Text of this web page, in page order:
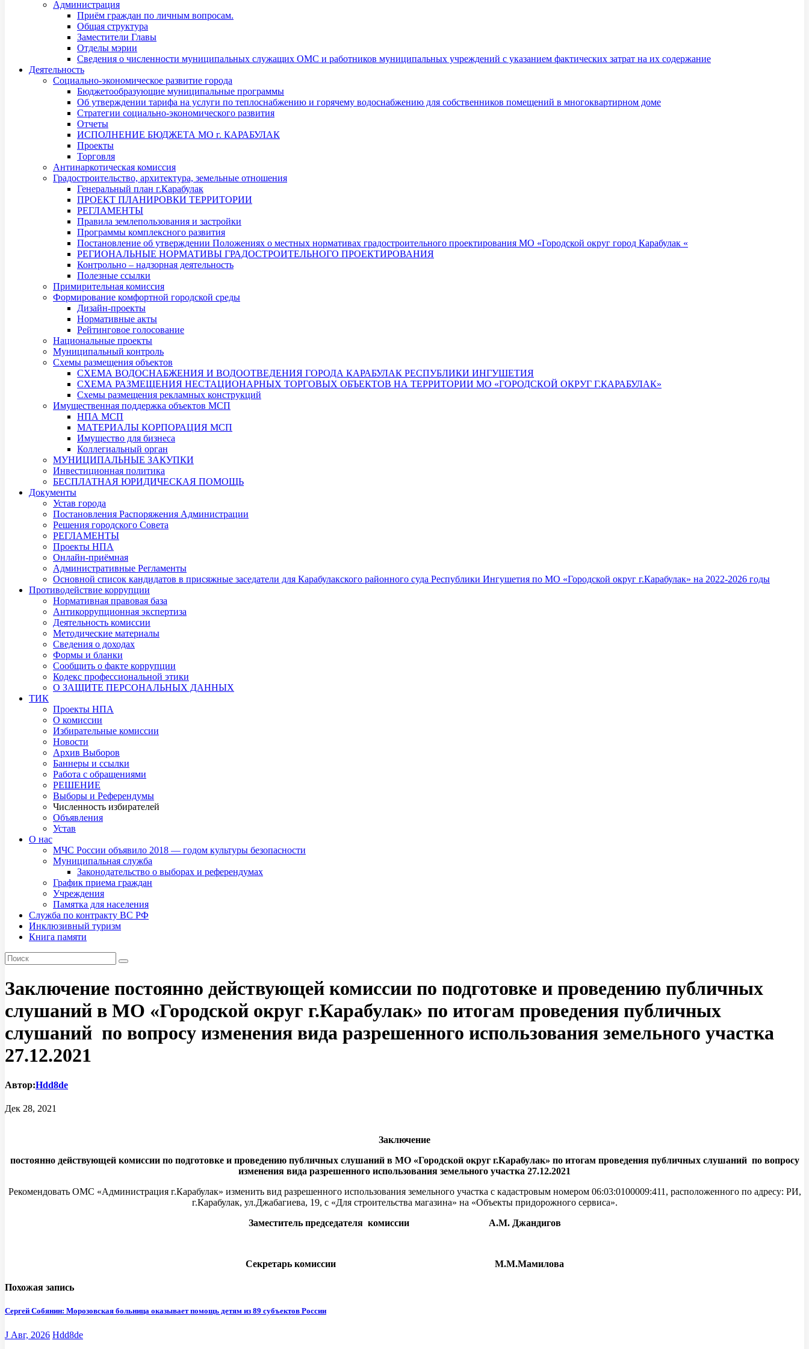
Администрация
Приём граждан по личным вопросам.
Общая структура
Заместители Главы
Отделы мэрии
Сведения о численности муниципальных служащих ОМС и работников муниципальных учреждений с указанием фактических затрат на их содержание
Деятельность
Социально-экономическое развитие города
Бюджетообразующие муниципальные программы
Об утверждении тарифа на услуги по теплоснабжению и горячему водоснабжению для собственников помещений в многоквартирном доме
Стратегии социально-экономического развития
Отчеты
ИСПОЛНЕНИЕ БЮДЖЕТА МО г. КАРАБУЛАК
Проекты
Торговля
Антинаркотическая комиссия
Градостроительство, архитектура, земельные отношения
Генеральный план г.Карабулак
ПРОЕКТ ПЛАНИРОВКИ ТЕРРИТОРИИ
РЕГЛАМЕНТЫ
Правила землепользования и застройки
Программы комплексного развития
Постановление об утверждении Положениях о местных нормативах градостроительного проектирования МО «Городской округ город Карабулак «
РЕГИОНАЛЬНЫЕ НОРМАТИВЫ ГРАДОСТРОИТЕЛЬНОГО ПРОЕКТИРОВАНИЯ
Контрольно – надзорная деятельность
Полезные ссылки
Примирительная комиссия
Формирование комфортной городской среды
Дизайн-проекты
Нормативные акты
Рейтинговое голосование
Национальные проекты
Муниципальный контроль
Схемы размещения объектов
СХЕМА ВОДОСНАБЖЕНИЯ И ВОДООТВЕДЕНИЯ ГОРОДА КАРАБУЛАК РЕСПУБЛИКИ ИНГУШЕТИЯ
СХЕМА РАЗМЕЩЕНИЯ НЕСТАЦИОНАРНЫХ ТОРГОВЫХ ОБЪЕКТОВ НА ТЕРРИТОРИИ МО «ГОРОДСКОЙ ОКРУГ Г.КАРАБУЛАК»
Схемы размещения рекламных конструкций
Имущественная поддержка объектов МСП
НПА МСП
МАТЕРИАЛЫ КОРПОРАЦИЯ МСП
Имущество для бизнеса
Коллегиальный орган
МУНИЦИПАЛЬНЫЕ ЗАКУПКИ
Инвестиционная политика
БЕСПЛАТНАЯ ЮРИДИЧЕСКАЯ ПОМОЩЬ
Документы
Устав города
Постановления Распоряжения Администрации
Решения городского Совета
РЕГЛАМЕНТЫ
Проекты НПА
Онлайн-приёмная
Административные Регламенты
Основной список кандидатов в присяжные заседатели для Карабулакского районного суда Республики Ингушетия по МО «Городской округ г.Карабулак» на 2022-2026 годы
Противодействие коррупции
Нормативная правовая база
Антикоррупционная экспертиза
Деятельность комиссии
Методические материалы
Сведения о доходах
Формы и бланки
Сообщить о факте коррупции
Кодекс профессиональной этики
О ЗАЩИТЕ ПЕРСОНАЛЬНЫХ ДАННЫХ
ТИК
Проекты НПА
О комиссии
Избирательные комиссии
Новости
Архив Выборов
Баннеры и ссылки
Работа с обращениями
РЕШЕНИЕ
Выборы и Референдумы
Численность избирателей
Объявления
Устав
О нас
МЧС России объявило 2018 — годом культуры безопасности
Муниципальная служба
Законодательство о выборах и референдумах
График приема граждан
Учреждения
Памятка для населения
Служба по контракту ВС РФ
Инклюзивный туризм
Книга памяти
Заключение постоянно действующей комиссии по подготовке и проведению публичных
слушаний в МО «Городской округ г.Карабулак» по итогам проведения публичных
слушаний по вопросу изменения вида разрешенного использования земельного участка
27.12.2021
Автор:Hdd8de
Дек 28, 2021
Заключение
постоянно действующей комиссии по подготовке и проведению публичных слушаний в МО «Городской округ г.Карабулак» по итогам проведения публичных слушаний по вопросу
изменения вида разрешенного использования земельного участка 27.12.2021
Рекомендовать ОМС «Администрация г.Карабулак» изменить вид разрешенного использования земельного участка с кадастровым номером 06:03:0100009:411, расположенного по адресу: РИ,
г.Карабулак, ул.Джабагиева, 19, с «Для строительства магазина» на «Объекты придорожного сервиса».
Заместитель председателя комиссии А.М. Джандигов
Секретарь комиссии М.М.Мамилова
Похожая запись
Сергей Собянин: Морозовская больница оказывает помощь детям из 89 субъектов России
J Авг, 2026 Hdd8de